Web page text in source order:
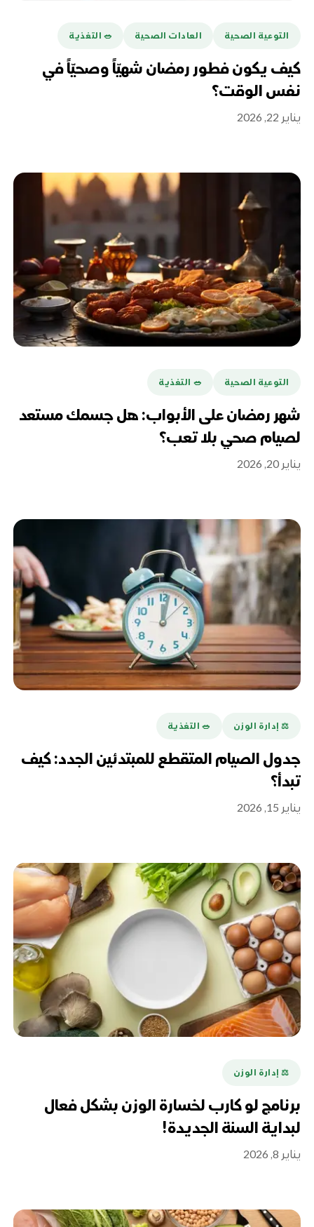
التوعية الصحية العادات الصحية 🥗 التغذية
كيف يكون فطور رمضان شهيّاً وصحيّاً في
نفس الوقت؟
يناير 22, 2026
التوعية الصحية 🥗 التغذية
شهر رمضان على الأبواب: هل جسمك مستعد
لصيام صحي بلا تعب؟
يناير 20, 2026
⚖️ إدارة الوزن 🥗 التغذية
جدول الصيام المتقطع للمبتدئين الجدد: كيف
تبدأ؟
يناير 15, 2026
⚖️ إدارة الوزن
برنامج لو كارب لخسارة الوزن بشكل فعال
لبداية السنة الجديدة!
يناير 8, 2026